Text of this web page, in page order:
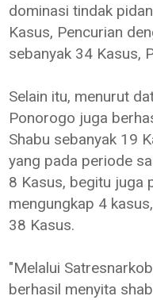
dominasi tindak
Kasus, Pencurian
sebanyak 34 Kasus,
Selain itu, menurut
Ponorogo juga
Shabu sebanyak 19
yang pada periode
8 Kasus, begitu juga
mengungkap 4
38 Kasus.
"Melalui
berhasil menyita